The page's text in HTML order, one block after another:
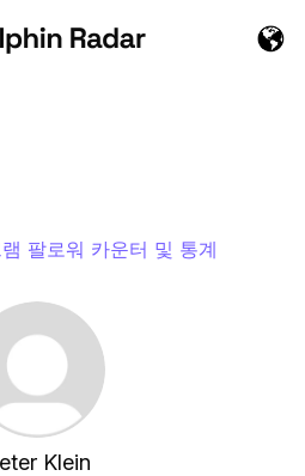
팔로워 카운터 및 통계
Klein